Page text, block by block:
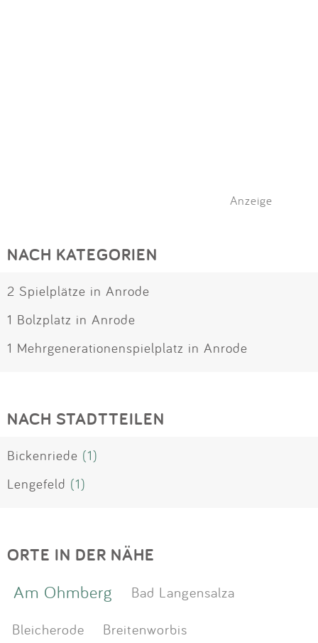
Anzeige
NACH KATEGORIEN
2 Spielplätze in Anrode
1 Bolzplatz in Anrode
1 Mehrgenerationenspielplatz in Anrode
NACH STADTTEILEN
Bickenriede (1)
Lengefeld (1)
ORTE IN DER NÄHE
Am Ohmberg
Bad Langensalza
Bleicherode
Breitenworbis